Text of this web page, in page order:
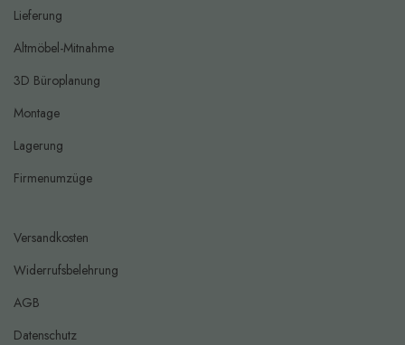
Lieferung
Altmöbel-Mitnahme
3D Büroplanung
Montage
Lagerung
Firmenumzüge
Versandkosten
Widerrufsbelehrung
AGB
Datenschutz